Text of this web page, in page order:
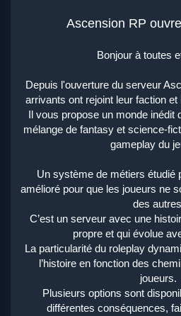
Ascension RP
Bonjour à toutes
Depuis l'ouverture du serveur
arrivants ont rejoint leur faction
Il vous propose un monde inédit
mélange de fantasy et science-
gameplay du
Un système de métiers étudié
amélioré pour que les joueurs ne
des
C’est un serveur avec une
propre et qui évolue
La particularité du roleplay
l’histoire en fonction des
joueurs.
Plusieurs options sont
différentes conséquences,